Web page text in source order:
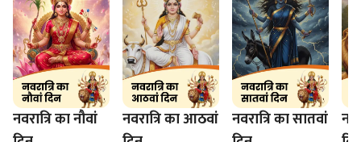
नवरात्रि का नौवां
नवरात्रि का आठवां नवरात्रि का सातवां